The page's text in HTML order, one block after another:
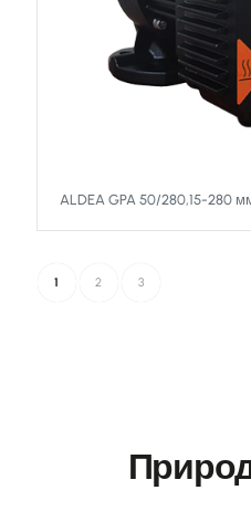
ALDEA GPA 50/280,15-280
1 2 3